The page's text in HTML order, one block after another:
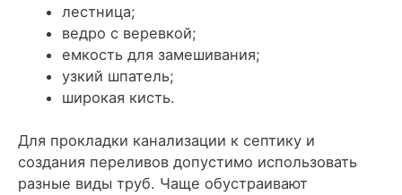
лестница;
ведро с веревкой;
емкость для замешивания;
узкий шпатель;
широкая кисть.
Для прокладки канализации к септику и
создания переливов допустимо использовать
разные виды труб. Чаще обустраивают